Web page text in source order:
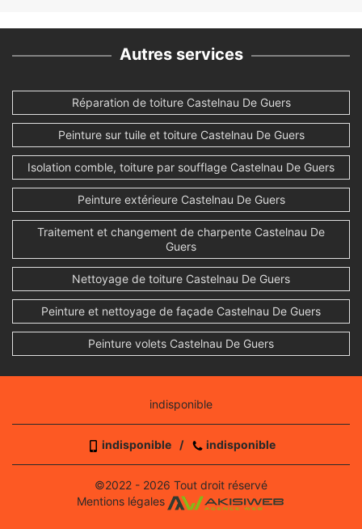
Autres services
Réparation de toiture Castelnau De Guers
Peinture sur tuile et toiture Castelnau De Guers
Isolation comble, toiture par soufflage Castelnau De Guers
Peinture extérieure Castelnau De Guers
Traitement et changement de charpente Castelnau De
Guers
Nettoyage de toiture Castelnau De Guers
Peinture et nettoyage de façade Castelnau De Guers
Peinture volets Castelnau De Guers
indisponible
indisponible / indisponible
©2022 - 2026 Tout droit réservé
Mentions légales